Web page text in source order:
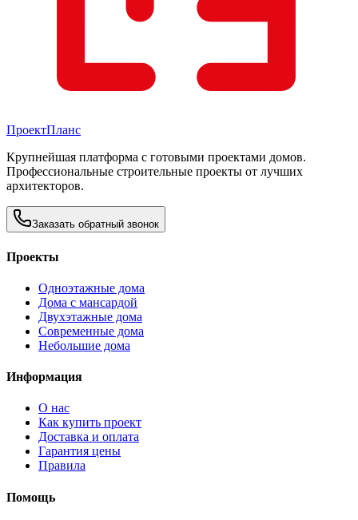
ПроектПланс
Крупнейшая платформа с готовыми проектами домов.
Профессиональные строительные проекты от лучших
архитекторов.
Заказать обратный звонок
Проекты
Одноэтажные дома
Дома с мансардой
Двухэтажные дома
Современные дома
Небольшие дома
Информация
О нас
Как купить проект
Доставка и оплата
Гарантия цены
Правила
Помощь